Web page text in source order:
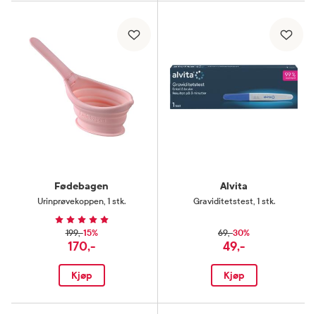
Fødebagen
Urinprøvekoppen, 1 stk.
199,-15%
170,-
Kjøp
Alvita
Graviditetstest, 1 stk.
69,-30%
49,-
Kjøp